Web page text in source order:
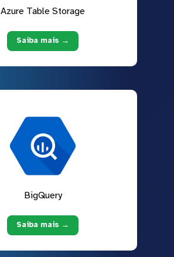
Azure Table Storage
Saiba mais →
BigQuery
Saiba mais →